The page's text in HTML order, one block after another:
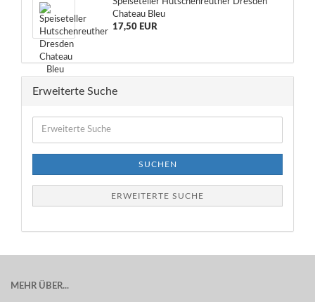
Chateau Bleu
17,50 EUR
Erweiterte Suche
Suche
SUCHEN
ERWEITERTE SUCHE
MEHR ÜBER...